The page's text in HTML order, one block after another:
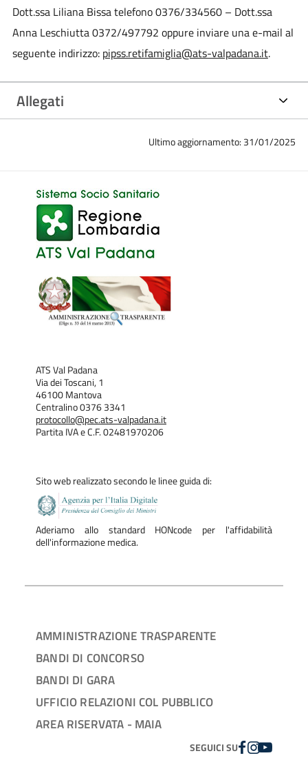
Dott.ssa Liliana Bissa telefono 0376/334560 – Dott.ssa
Anna Leschiutta 0372/497792 oppure inviare una e-mail al
seguente indirizzo: pipss.retifamiglia@ats-valpadana.it.
Allegati
Ultimo aggiornamento: 31/01/2025
ATS Val Padana
Via dei Toscani, 1
46100 Mantova
Centralino 0376 3341
protocollo@pec.ats-valpadana.it
Partita IVA e C.F. 02481970206
Sito web realizzato secondo le linee guida di:
Aderiamo allo standard HONcode per l'affidabilità
dell'informazione medica.
AMMINISTRAZIONE TRASPARENTE
BANDI DI CONCORSO
BANDI DI GARA
UFFICIO RELAZIONI COL PUBBLICO
AREA RISERVATA - MAIA
SEGUICI SUFACEBOOK
INSTAGRAM
YOUTUBE